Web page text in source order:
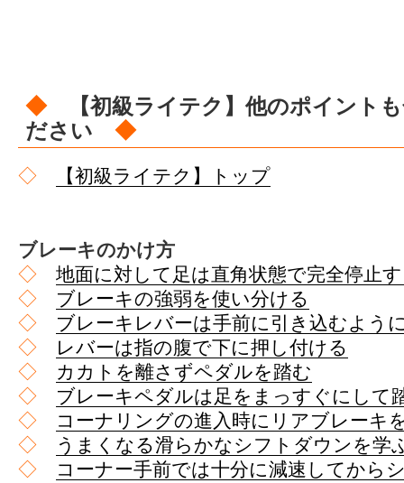
◆【初級ライテク】他のポイントも
ださい ◆
◇ 【初級ライテク】トップ
ブレーキのかけ方
◇
地面に対して足は直角状態で完全停止
◇
ブレーキの強弱を使い分ける
◇
ブレーキレバーは手前に引き込むよう
◇
レバーは指の腹で下に押し付ける
◇
カカトを離さずペダルを踏む
◇
ブレーキペダルは足をまっすぐにして
◇
コーナリングの進入時にリアブレーキ
◇
うまくなる滑らかなシフトダウンを学
◇
コーナー手前では十分に減速してから